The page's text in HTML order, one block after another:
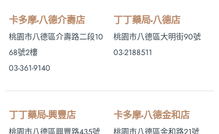
卡多摩-八德介壽店
桃園市八德區介壽路二段10
68號2樓
03-361-9140
丁丁藥局-八德店
桃園市八德區大明街90號
03-2188511
丁丁藥局-興豐店 卡多摩-八德金和店